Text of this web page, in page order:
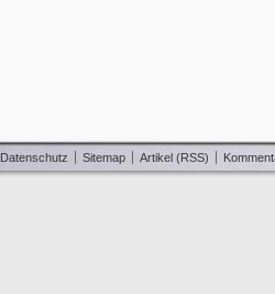
Datenschutz Sitemap Artikel (RSS)